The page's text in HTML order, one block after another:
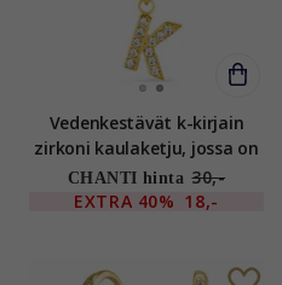
Vedenkestävät k-kirjain
zirkoni kaulaketju, jossa on
riipus kullattu teräs -
OCEANA
CHANTI hinta 30,-
EXTRA 40% 18,-